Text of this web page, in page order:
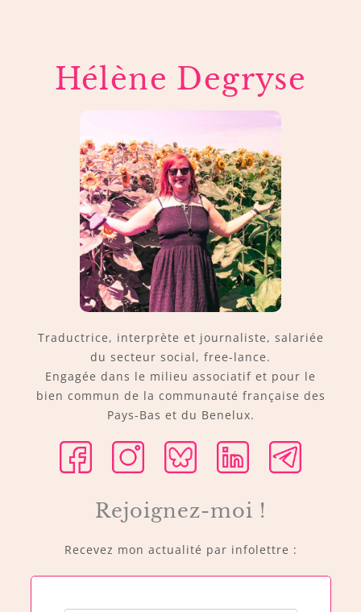
Hélène Degryse
Traductrice, interprète et journaliste, salariée
du secteur social, free-lance.
Engagée dans le milieu associatif et pour le
bien commun de la communauté française des
Pays-Bas et du Benelux.
Rejoignez-moi !
Recevez mon actualité par infolettre :